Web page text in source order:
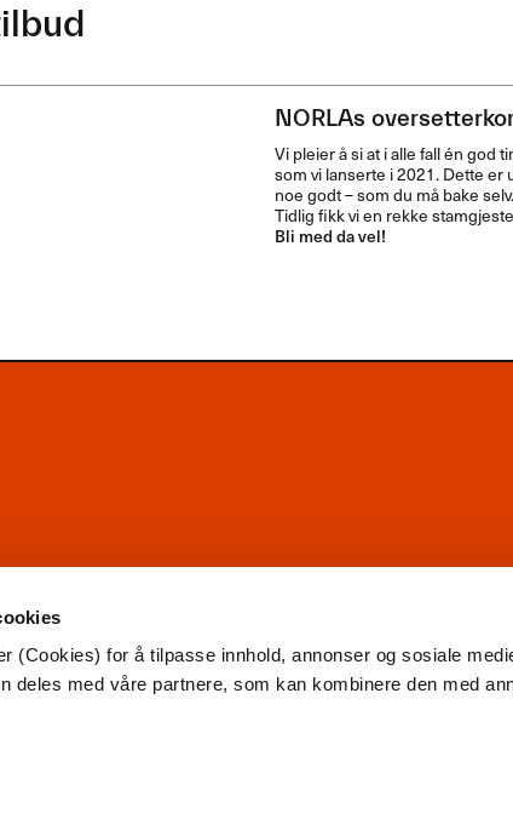
(Cookies) for å tilpasse innhold, annonser og sosiale
deles med våre partnere, som kan kombinere den med
NORLAs
Vi pleier å si at i alle fall én god
som vi lanserte i 2021. Dette
noe godt – som du må bake
Tidlig fikk vi en rekke
Bli med da vel!